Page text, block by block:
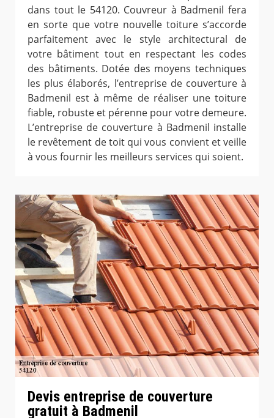
dans tout le 54120. Couvreur à Badmenil fera
en sorte que votre nouvelle toiture s’accorde
parfaitement avec le style architectural de
votre bâtiment tout en respectant les codes
des bâtiments. Dotée des moyens techniques
les plus élaborés, l’entreprise de couverture à
Badmenil est à même de réaliser une toiture
fiable, robuste et pérenne pour votre demeure.
L’entreprise de couverture à Badmenil installe
le revêtement de toit qui vous convient et veille
à vous fournir les meilleurs services qui soient.
Devis entreprise de couverture
gratuit à Badmenil